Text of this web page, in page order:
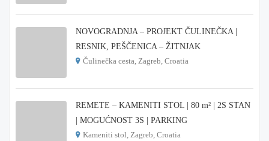
NOVOGRADNJA – PROJEKT ČULINEČKA |
RESNIK, PEŠČENICA – ŽITNJAK
Čulinečka cesta, Zagreb, Croatia
REMETE – KAMENITI STOL | 80 m² | 2S STAN
| MOGUĆNOST 3S | PARKING
Kameniti stol, Zagreb, Croatia